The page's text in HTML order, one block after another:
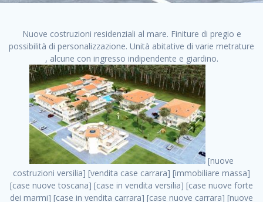
Nuove costruzioni residenziali al mare. Finiture di pregio e
possibilità di personalizzazione. Unità abitative di varie metrature
, alcune con ingresso indipendente e giardino.
[nuove costruzioni versilia] [vendita case carrara] [immobiliare massa] [case nuove toscana] [case in vendita versilia] [case nuove forte dei marmi] [case in vendita carrara] [case nuove carrara] [nuove costruzioni pietrasanta] [nuove costruzioni forte dei marmi] [immobiliare versilia] [case nuove massa] [case nuove pietrasanta] [case nuove liguria] [immobiliare forte dei marmi] [nuove costruzioni liguria] [nuove costruzioni carrara] [nuove costruzioni massa] [immobiliare carrara] case in vendita toscana [immobiliare liguria] [case in vendita massa] [vendita case massa] [vendita case versilia] [nuove costruzioni toscana] [immobiliare pietrasanta] [immobiliare toscana] [case nuove versilia] nuove costruzioni case nuove in vendita case nuove case in costruzione case nuova costruzione appartamenti nuova costruzione case in vendita nuove costruzioni terreno edificabile nuove costruzioni milano marina di carrara carrara massa massa carrara toscana versilia case in vendita a milano case in vendita a roma appartamenti nuovi in vendita vendita case milano case in vendita torino case in vendita milano case di nuova costruzione nuove costruzioni roma case in vendita roma , case vacanze affitto . vendita case roma vendita case torino villette nuova costruzione vendita case privati cerco casa milano vendita case impresa edile vendita case genova vendita immobili vendita case nuove cerco casa ville nuova costruzione annunci case in vendita case in vendita nuova costruzione nuove case in vendita case in vendita da privati villette a schiera cerco casa in vendita case in affitto vendita nuove costruzioni costruire case affitto affitto negozio milano cerco casa roma cerco casa nuova costruzione appartamenti in costruzione, case vacanze affitto . case nuove vendita case in vendita nuove case nuove milano nuove costruzioni morena case in vendita costruzioni case case in vendita tor vergata nuova annunci vendita case case in vendita milano centro, case vacanze affitto . vendita case nuova costruzione case in vendita privati agenzia immobiliare appartamenti di nuova costruzione ville in costruzione case in vendita a opera nuova costruzione nuove costruzioni torino, case vacanze affitto . appartamenti nuovi impresa edile roma trova casa costruzioni nuove appartamenti in affitto cantieri in costruzione, case vacanze affitto . immobiliare nuove costruzioni case in vendita dragona appartamenti in vendita siti vendita case case in vendita roma nord nuovi costruzioni ville nuove in vendita nuove costruzioni in vendita trovocasa cerco casa affitto villette in vendita nuove costruzioni immobiliari nuove costruzioni bologna toscano immobiliare palermo nuovi appartamenti vendita case dragona nuova costruzione case in vendita villaggio prenestino, case vacanze affitto . case in vendita dal costruttore imprese edili torino nuove costruzioni firenze immobiliare case nuove in costruzione toscano immobiliare milano, case vacanze affitto . casanuova case in vendita acilia dragona case in vendita di nuova costruzione case in vendita da costruttore nuove costruzioni eur case e cantieri appartamenti in vendita nuova costruzione case in vendita a dragona roma case in vendita nuove case in costruzione porta portese immobiliare appartamenti cerco casa disperatamente case in vendita torresina cascine in vendita vendita immobili roma, case vacanze affitto . milano nuove costruzioni morena case in vendita costruzioni edili nuove costruzioni catania visure catastali on line gratis nuove costruzioni monza case in costruzione milano, case vacanze affitto . nuove costruzioni boccea vendita immobili milano attico immobiliare roma vendita imprese edili bergamo impresa edile bologna case in vendita a classe appartamento nuovo nuove costruzioni pietralata case costruzione case in vendita roma sud nuove costruzioni residenziali a milano appartamenti nuova costruzione milano case in vendita boccea case in vendita morena nuove costruzioni vendita immobili privati, case vacanze affitto . comprare casa nuova costruzione case in vendita con leasing case in vendita ostia antica case nuova costruzione milano appartamenti nuovi milano case nuove roma nuove costruzioni bari edilizia convenzionata case in vendita a tortona villaggio prenestino case in vendita toscano immobiliare professione casa nuove costruzioni parma impresa costruzioni nuove case nuove costruzioni bergamo vendita immobili torino ville di nuova costruzione solo affitti appartamento nuovo in vendita appartamenti nuova costruzione roma case nuova costruzione roma, case vacanze affitto . nuove costruzioni a milano case in costruzione roma impresa di costruzioni grimaldi immobiliare costruzioni villetta nuova costruzione case in vendita da imprese edili cerco casa a acquisto casa in costruzione nuove costruzioni mare costruzioni immobiliari cantieri nuove costruzioni acquisto casa nuova costruzione nuove costruzioni padova comprare casa in costruzione impresa edile napoli nuove costruzioni pescara casa risorse immobiliari, case vacanze affitto . immobili in costruzione villette nuove villette nuove in vendita gabetti imprese edili verona nuove costruzioni milano sud nuovi immobili nuove costruzioni legnano, case vacanze affitto . cantieri nuove costruzioni milano villa nuova case vendita nuove costruzioni appartamenti in vendita nuovi immobili nuovi costruttori case imprese edili brescia nuovi appartamenti milano case in vendita selva nera casa nuova retecasa case nuova costruzione in vendita monolocale imprese edili firenze imprese edili padova frimm vendita case dragona nuove costruzioni vendita imprese edili parma imprese di costruzioni milano immobiliare toscano frimm immobiliare roma case case dal costruttore acquisto terreno agricolo imprese edili italiane roma vende casa case nuove a milano nuove costruzioni a roma imprese costruzioni roma cerco casa nuova immobili di nuova costruzione case in vendita castelverde roma impresa edile palermo rent to buy roma nuove costruzioni, case vacanze affitto . tempocasa case in vendita a riscatto nuove costruzioni varese nuove costruzioni bolzano vendita case in costruzione nuove costruzioni lecce cantiere milano costruire villa imprese edili treviso impresa edile catania case in vendita roma tiburtina vendita appartamenti nuova costruzione vendita immobili commerciali case nuove in vendita milano nuove costruzioni seregno cerca casa vendita cerco casa milano vendita nuove costruzioni milano ovest vendita case nuove milano imprese edili modena nuove costruzioni milano centro case in vendita aranova nuove abitazioni, case vacanze affitto ., case vacanze affitto . nuove costruzioni brescia nuove costruzioni como appartamenti nuovi in vendita a milano case in vendita bologna nuove costruzioni appartamenti in vendita milano nuova costruzione imprese edili como morena nuove costruzioni nuove costruzioni case vendita appartamenti nuovi nuove costruzioni salerno eurekasa villette in costruzione bilocali nuovi case nuove in vendita a roma case in vendita con permuta nuove costruzioni trento impresa edile varese imprese costruzioni milano imprese edili venezia case in vendita prenestina imprese edili spa nuove costruzioni gallarate roma nuove costruzioni case in nuova costruzione nuovi case nuove in vendita a milano nuove costruzioni loano nuovi cantieri milano imprese edili novara case in vendita roma est imprese di costruzioni roma appartamenti in costruzione milano nuovi cantieri cerco casa vendita milano nuove costruzioni brugherio vendita case da imprese edili imprese edili udine nuove costruzioni direttamente dal costruttore imprese edili vicenza case in vendita a loano nuova costruzione nuove villette prezzi case nuove case in vendita in costruzione compravendita terreno agricolo cantiere, case vacanze affitto . case in vendita milano navigli costruzione nuova casa costruzioni nuove milano nuove costruzioni roma rent to buy nuove costruzioni taranto palazzo in costruzione vendita appartamenti nuova costruzione milano centro costruzioni milano case in vendita milano nuove costruzioni case in vendita milano sud impresa edile como case nuove a roma boccea case in vendita imprese edili trento nuove costruzioni buccinasco case in costruzione a milano nuove costruzioni ripamonti case in vendita a salerno nuove costruzioni nuove residenze milano case nuove vendita milano nuove costruzioni milano nord nuove costruzioni livorno vendita nuove costruzioni roma nuove costruzioni liguria costruzioni roma cerco casa roma vendita nuove costruzioni classe a impresa edile rimini nuovi annunci case in vendita nuove costruzioni magenta todini costruzioni case grezze in vendita vendita appartamenti nuovi milano case in vendita gallaratese milano nuove costruzioni arezzo, case vacanze affitto . case in vendita castelverde case nuove dal costruttore nuovo appartamento nuove costruzioni desenzano imprese edili lombardia imprese edili veneto appartamenti in costruzione roma case vendita pescara nuove costruzioni case in vendita ad acilia imprese edili verona e provincia nuove costruzioni desio appartamenti classe a milano firenze nuove costruzioni pirelli re immobiliare grandi imprese di costruzioni case in vendita torresina roma case in vendita navigli milano nuove costruzioni roma centro nuovecostruzioni appartamenti nuovi a milano impresa edile ancona nuove residenze dragona case in vendita nuove costruzioni brindisi vendita nuove costruzioni milano case in vendita arredate nuove case milano case nuove milano centro sito impresa edile nuove costruzioni montesilvano case vendita monza nuove c